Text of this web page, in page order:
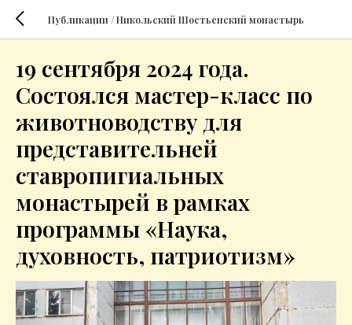
Публикации / Никольский Шостьенский монастырь
19 сентября 2024 года.
Состоялся мастер-класс по
животноводству для
представительней
ставропигиальных
монастырей в рамках
программы «Наука,
духовность, патриотизм»